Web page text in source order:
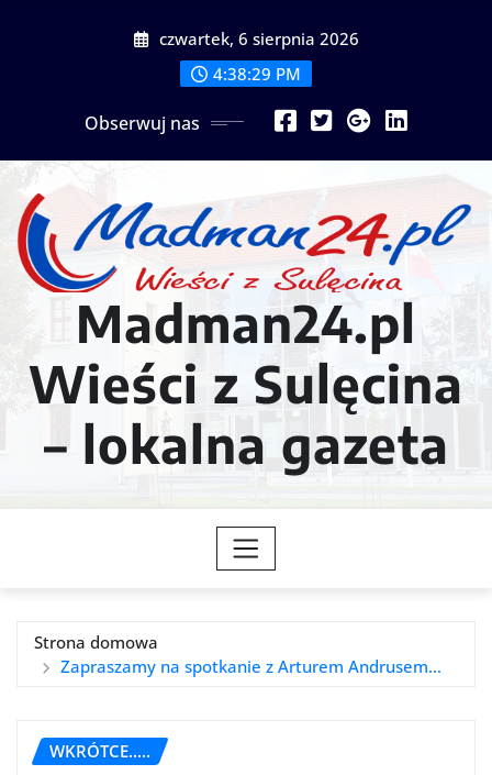
czwartek, 6 sierpnia 2026
4:38:31 PM
Obserwuj nas
Madman24.pl
Wieści z Sulęcina
– lokalna gazeta
Strona domowa
Zapraszamy na spotkanie z Arturem Andrusem…
WKRÓTCE.....